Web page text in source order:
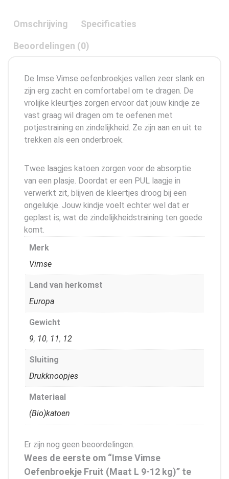
Omschrijving Specificaties
Beoordelingen (0)
De Imse Vimse oefenbroekjes vallen zeer slank en
zijn erg zacht en comfortabel om te dragen. De
vrolijke kleurtjes zorgen ervoor dat jouw kindje ze
vast graag wil dragen om te oefenen met
potjestraining en zindelijkheid. Ze zijn aan en uit te
trekken als een onderbroek.
Twee laagjes katoen zorgen voor de absorptie
van een plasje. Doordat er een PUL laagje in
verwerkt zit, blijven de kleertjes droog bij een
ongelukje. Jouw kindje voelt echter wel dat er
geplast is, wat de zindelijkheidstraining ten goede
komt.
Merk
Vimse
Land van herkomst
Europa
Gewicht
9, 10, 11, 12
Sluiting
Drukknoopjes
Materiaal
(Bio)katoen
Er zijn nog geen beoordelingen.
Wees de eerste om “Imse Vimse
Oefenbroekje Fruit (Maat L 9-12 kg)” te